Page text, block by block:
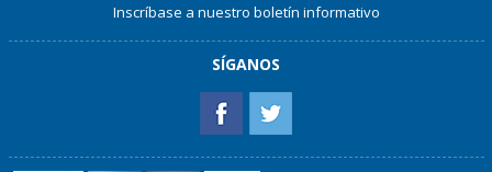
Inscríbase a nuestro boletín informativo
SÍGANOS